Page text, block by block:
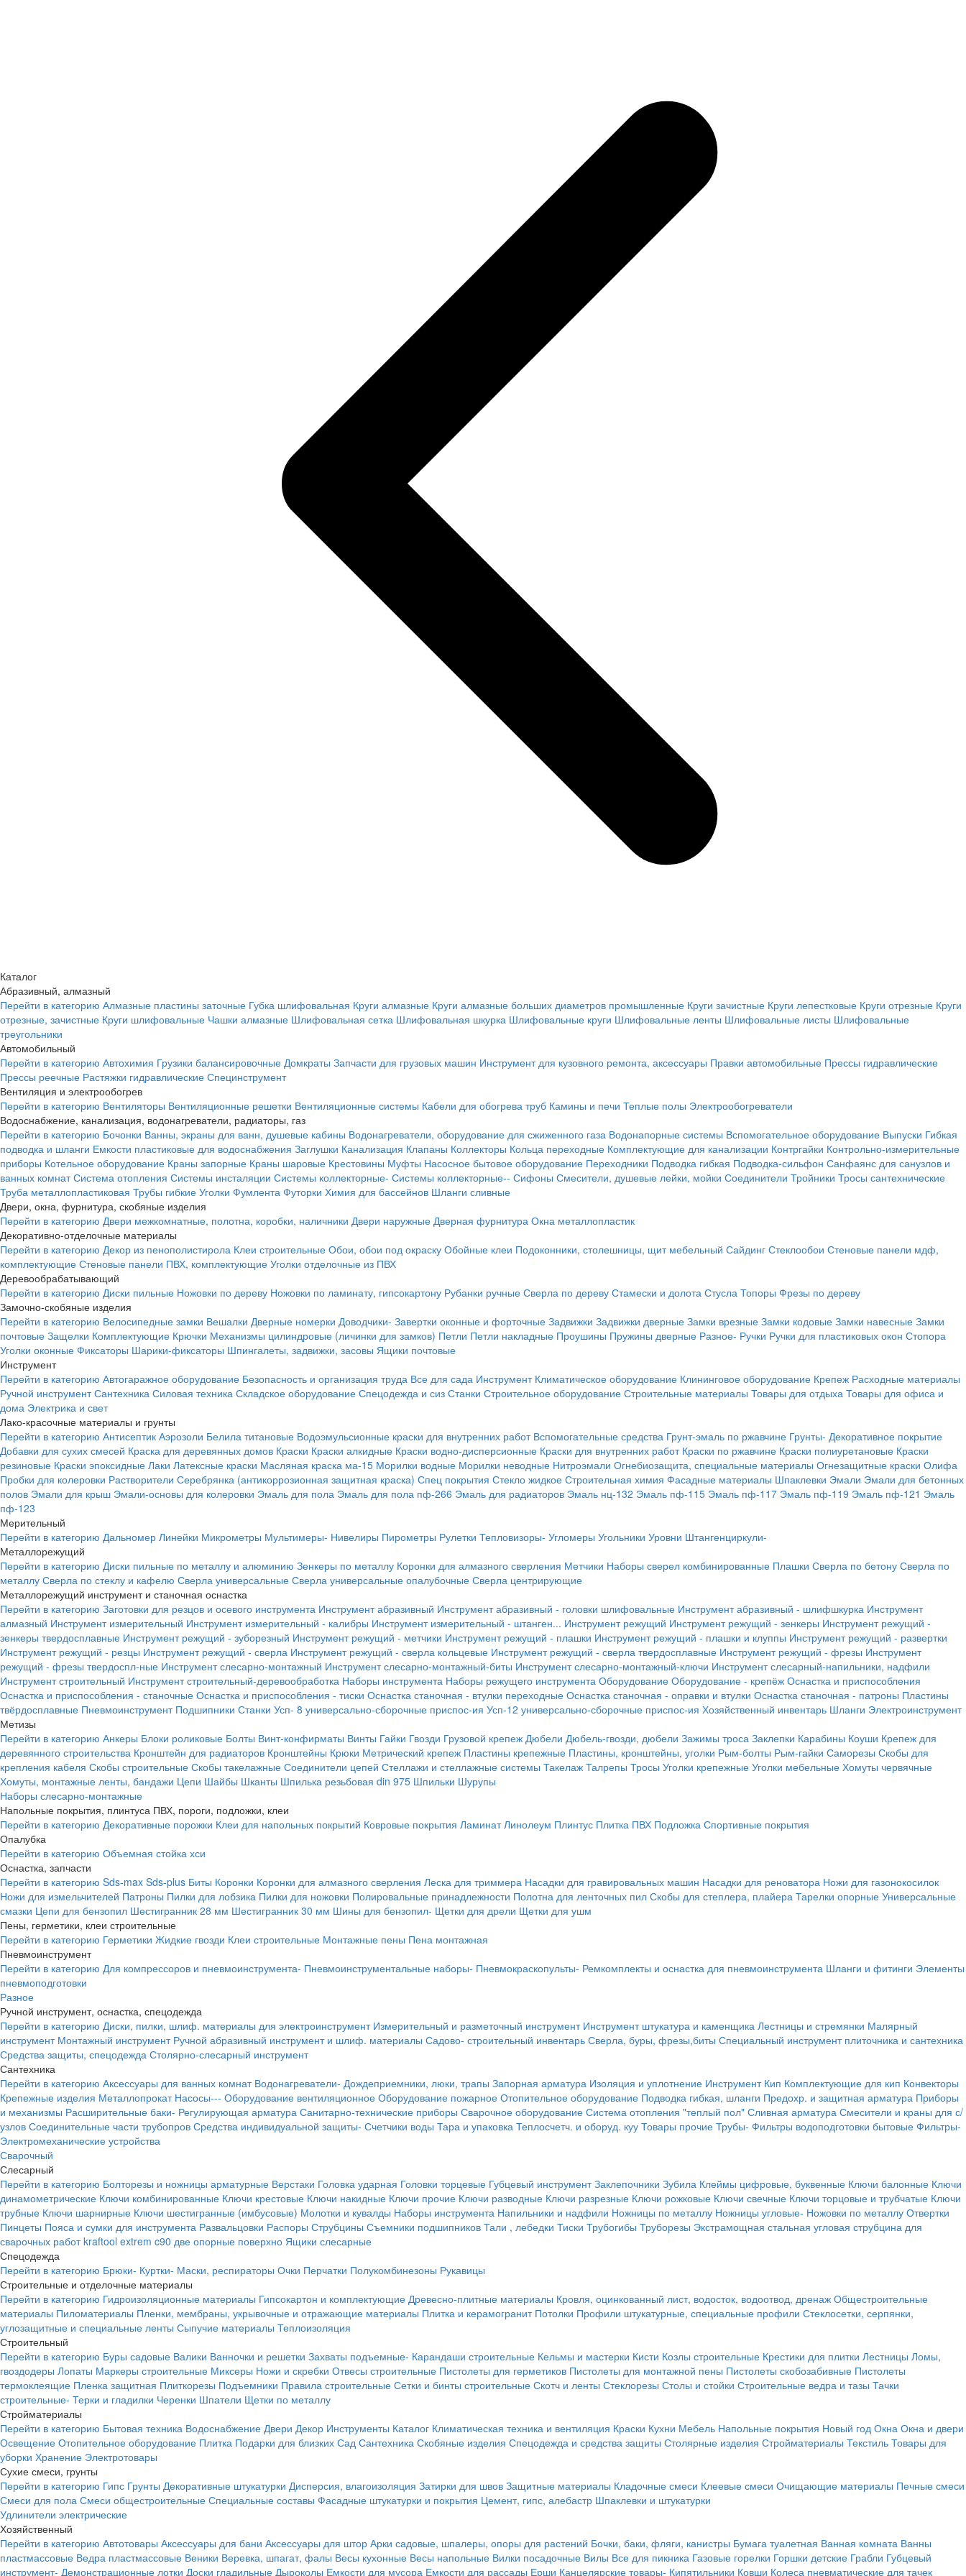
Каталог
Абразивный, алмазный
Перейти в категорию Алмазные пластины заточные Губка шлифовальная Круги алмазные Круги алмазные больших диаметров промышленные Круги зачистные Круги лепестковые Круги отрезные Круги
отрезные, зачистные Круги шлифовальные Чашки алмазные Шлифовальная сетка Шлифовальная шкурка Шлифовальные круги Шлифовальные ленты Шлифовальные листы Шлифовальные
треугольники
Автомобильный
Перейти в категорию Автохимия Грузики балансировочные Домкраты Запчасти для грузовых машин Инструмент для кузовного ремонта, аксессуары Правки автомобильные Прессы гидравлические
Прессы реечные Растяжки гидравлические Специнструмент
Вентиляция и электрообогрев
Перейти в категорию Вентиляторы Вентиляционные решетки Вентиляционные системы Кабели для обогрева труб Камины и печи Теплые полы Электрообогреватели
Водоснабжение, канализация, водонагреватели, радиаторы, газ
Перейти в категорию Бочонки Ванны, экраны для ванн, душевые кабины Водонагреватели, оборудование для сжиженного газа Водонапорные системы Вспомогательное оборудование Выпуски Гибкая
подводка и шланги Емкости пластиковые для водоснабжения Заглушки Канализация Клапаны Коллекторы Кольца переходные Комплектующие для канализации Контргайки Контрольно-измерительные
приборы Котельное оборудование Краны запорные Краны шаровые Крестовины Муфты Насосное бытовое оборудование Переходники Подводка гибкая Подводка-сильфон Санфаянс для санузлов и
ванных комнат Система отопления Системы инсталяции Системы коллекторные- Системы коллекторные-- Сифоны Смесители, душевые лейки, мойки Соединители Тройники Тросы сантехнические
Труба металлопластиковая Трубы гибкие Уголки Фумлента Футорки Химия для бассейнов Шланги сливные
Двери, окна, фурнитура, скобяные изделия
Перейти в категорию Двери межкомнатные, полотна, коробки, наличники Двери наружные Дверная фурнитура Окна металлопластик
Декоративно-отделочные материалы
Перейти в категорию Декор из пенополистирола Клеи строительные Обои, обои под окраску Обойные клеи Подоконники, столешницы, щит мебельный Сайдинг Стеклообои Стеновые панели мдф,
комплектующие Стеновые панели ПВХ, комплектующие Уголки отделочные из ПВХ
Деревообрабатывающий
Перейти в категорию Диски пильные Ножовки по дереву Ножовки по ламинату, гипсокартону Рубанки ручные Сверла по дереву Стамески и долота Стусла Топоры Фрезы по дереву
Замочно-скобяные изделия
Перейти в категорию Велосипедные замки Вешалки Дверные номерки Доводчики- Завертки оконные и форточные Задвижки Задвижки дверные Замки врезные Замки кодовые Замки навесные Замки
почтовые Защелки Комплектующие Крючки Механизмы цилиндровые (личинки для замков) Петли Петли накладные Проушины Пружины дверные Разное- Ручки Ручки для пластиковых окон Стопора
Уголки оконные Фиксаторы Шарики-фиксаторы Шпингалеты, задвижки, засовы Ящики почтовые
Инструмент
Перейти в категорию Автогаражное оборудование Безопасность и организация труда Все для сада Инструмент Климатическое оборудование Клининговое оборудование Крепеж Расходные материалы
Ручной инструмент Сантехника Силовая техника Складское оборудование Спецодежда и сиз Станки Строительное оборудование Строительные материалы Товары для отдыха Товары для офиса и
дома Электрика и свет
Лако-красочные материалы и грунты
Перейти в категорию Антисептик Аэрозоли Белила титановые Водоэмульсионные краски для внутренних работ Вспомогательные средства Грунт-эмаль по ржавчине Грунты- Декоративное покрытие
Добавки для сухих смесей Краска для деревянных домов Краски Краски алкидные Краски водно-дисперсионные Краски для внутренних работ Краски по ржавчине Краски полиуретановые Краски
резиновые Краски эпоксидные Лаки Латексные краски Масляная краска ма-15 Морилки водные Морилки неводные Нитроэмали Огнебиозащита, специальные материалы Огнезащитные краски Олифа
Пробки для колеровки Растворители Серебрянка (антикоррозионная защитная краска) Спец покрытия Стекло жидкое Строительная химия Фасадные материалы Шпаклевки Эмали Эмали для бетонных
полов Эмали для крыш Эмали-основы для колеровки Эмаль для пола Эмаль для пола пф-266 Эмаль для радиаторов Эмаль нц-132 Эмаль пф-115 Эмаль пф-117 Эмаль пф-119 Эмаль пф-121 Эмаль
пф-123
Мерительный
Перейти в категорию Дальномер Линейки Микрометры Мультимеры- Нивелиры Пирометры Рулетки Тепловизоры- Угломеры Угольники Уровни Штангенциркули-
Металлорежущий
Перейти в категорию Диски пильные по металлу и алюминию Зенкеры по металлу Коронки для алмазного сверления Метчики Наборы сверел комбинированные Плашки Сверла по бетону Сверла по
металлу Сверла по стеклу и кафелю Сверла универсальные Сверла универсальные опалубочные Сверла центрирующие
Металлорежущий инструмент и станочная оснастка
Перейти в категорию Заготовки для резцов и осевого инструмента Инструмент абразивный Инструмент абразивный - головки шлифовальные Инструмент абразивный - шлифшкурка Инструмент
алмазный Инструмент измерительный Инструмент измерительный - калибры Инструмент измерительный - штанген... Инструмент режущий Инструмент режущий - зенкеры Инструмент режущий -
зенкеры твердосплавные Инструмент режущий - зуборезный Инструмент режущий - метчики Инструмент режущий - плашки Инструмент режущий - плашки и клуппы Инструмент режущий - развертки
Инструмент режущий - резцы Инструмент режущий - сверла Инструмент режущий - сверла кольцевые Инструмент режущий - сверла твердосплавные Инструмент режущий - фрезы Инструмент
режущий - фрезы твердоспл-ные Инструмент слесарно-монтажный Инструмент слесарно-монтажный-биты Инструмент слесарно-монтажный-ключи Инструмент слесарный-напильники, надфили
Инструмент строительный Инструмент строительный-деревообработка Наборы инструмента Наборы режущего инструмента Оборудование Оборудование - крепёж Оснастка и приспособления
Оснастка и приспособления - станочные Оснастка и приспособления - тиски Оснастка станочная - втулки переходные Оснастка станочная - оправки и втулки Оснастка станочная - патроны Пластины
твёрдосплавные Пневмоинструмент Подшипники Станки Усп- 8 универсально-сборочные приспос-ия Усп-12 универсально-сборочные приспос-ия Хозяйственный инвентарь Шланги Электроинструмент
Метизы
Перейти в категорию Анкеры Блоки роликовые Болты Винт-конфирматы Винты Гайки Гвозди Грузовой крепеж Дюбели Дюбель-гвозди, дюбели Зажимы троса Заклепки Карабины Коуши Крепеж для
деревянного строительства Кронштейн для радиаторов Кронштейны Крюки Метрический крепеж Пластины крепежные Пластины, кронштейны, уголки Рым-болты Рым-гайки Саморезы Скобы для
крепления кабеля Скобы строительные Скобы такелажные Соединители цепей Стеллажи и стеллажные системы Такелаж Талрепы Тросы Уголки крепежные Уголки мебельные Хомуты червячные
Хомуты, монтажные ленты, бандажи Цепи Шайбы Шканты Шпилька резьбовая din 975 Шпильки Шурупы
Наборы слесарно-монтажные
Напольные покрытия, плинтуса ПВХ, пороги, подложки, клеи
Перейти в категорию Декоративные порожки Клеи для напольных покрытий Ковровые покрытия Ламинат Линолеум Плинтус Плитка ПВХ Подложка Спортивные покрытия
Опалубка
Перейти в категорию Объемная стойка хси
Оснастка, запчасти
Перейти в категорию Sds-max Sds-plus Биты Коронки Коронки для алмазного сверления Леска для триммера Насадки для гравировальных машин Насадки для реноватора Ножи для газонокосилок
Ножи для измельчителей Патроны Пилки для лобзика Пилки для ножовки Полировальные принадлежности Полотна для ленточных пил Скобы для степлера, плайера Тарелки опорные Универсальные
смазки Цепи для бензопил Шестигранник 28 мм Шестигранник 30 мм Шины для бензопил- Щетки для дрели Щетки для ушм
Пены, герметики, клеи строительные
Перейти в категорию Герметики Жидкие гвозди Клеи строительные Монтажные пены Пена монтажная
Пневмоинструмент
Перейти в категорию Для компрессоров и пневмоинструмента- Пневмоинструментальные наборы- Пневмокраскопульты- Ремкомплекты и оснастка для пневмоинструмента Шланги и фитинги Элементы
пневмоподготовки
Разное
Ручной инструмент, оснастка, спецодежда
Перейти в категорию Диски, пилки, шлиф. материалы для электроинструмент Измерительный и разметочный инструмент Инструмент штукатура и каменщика Лестницы и стремянки Малярный
инструмент Монтажный инструмент Ручной абразивный инструмент и шлиф. материалы Садово- строительный инвентарь Сверла, буры, фрезы,биты Специальный инструмент плиточника и сантехника
Средства защиты, спецодежда Столярно-слесарный инструмент
Сантехника
Перейти в категорию Аксессуары для ванных комнат Водонагреватели- Дождеприемники, люки, трапы Запорная арматура Изоляция и уплотнение Инструмент Кип Комплектующие для кип Конвекторы
Крепежные изделия Металлопрокат Насосы--- Оборудование вентиляционное Оборудование пожарное Отопительное оборудование Подводка гибкая, шланги Предохр. и защитная арматура Приборы
и механизмы Расширительные баки- Регулирующая арматура Санитарно-технические приборы Сварочное оборудование Система отопления "теплый пол" Сливная арматура Смесители и краны для с/
узлов Соединительные части трубопров Средства индивидуальной защиты- Счетчики воды Тара и упаковка Теплосчетч. и оборуд. куу Товары прочие Трубы- Фильтры водоподготовки бытовые Фильтры-
Электромеханические устройства
Сварочный
Слесарный
Перейти в категорию Болторезы и ножницы арматурные Верстаки Головка ударная Головки торцевые Губцевый инструмент Заклепочники Зубила Клеймы цифровые, буквенные Ключи балонные Ключи
динамометрические Ключи комбинированные Ключи крестовые Ключи накидные Ключи прочие Ключи разводные Ключи разрезные Ключи рожковые Ключи свечные Ключи торцовые и трубчатые Ключи
трубные Ключи шарнирные Ключи шестигранные (имбусовые) Молотки и кувалды Наборы инструмента Напильники и надфили Ножницы по металлу Ножницы угловые- Ножовки по металлу Отвертки
Пинцеты Пояса и сумки для инструмента Развальцовки Распоры Струбцины Съемники подшипников Тали , лебедки Тиски Трубогибы Труборезы Экстрамощная стальная угловая струбцина для
сварочных работ kraftool extrem c90 две опорные поверхно Ящики слесарные
Спецодежда
Перейти в категорию Брюки- Куртки- Маски, респираторы Очки Перчатки Полукомбинезоны Рукавицы
Строительные и отделочные материалы
Перейти в категорию Гидроизоляционные материалы Гипсокартон и комплектующие Древесно-плитные материалы Кровля, оцинкованный лист, водосток, водоотвод, дренаж Общестроительные
материалы Пиломатериалы Пленки, мембраны, укрывочные и отражающие материалы Плитка и керамогранит Потолки Профили штукатурные, специальные профили Стеклосетки, серпянки,
углозащитные и специальные ленты Сыпучие материалы Теплоизоляция
Строительный
Перейти в категорию Буры садовые Валики Ванночки и решетки Захваты подъемные- Карандаши строительные Кельмы и мастерки Кисти Козлы строительные Крестики для плитки Лестницы Ломы,
гвоздодеры Лопаты Маркеры строительные Миксеры Ножи и скребки Отвесы строительные Пистолеты для герметиков Пистолеты для монтажной пены Пистолеты скобозабивные Пистолеты
термоклеящие Пленка защитная Плиткорезы Подъемники Правила строительные Сетки и бинты строительные Скотч и ленты Стеклорезы Столы и стойки Строительные ведра и тазы Тачки
строительные- Терки и гладилки Черенки Шпатели Щетки по металлу
Стройматериалы
Перейти в категорию Бытовая техника Водоснабжение Двери Декор Инструменты Каталог Климатическая техника и вентиляция Краски Кухни Мебель Напольные покрытия Новый год Окна Окна и двери
Освещение Отопительное оборудование Плитка Подарки для близких Сад Сантехника Скобяные изделия Спецодежда и средства защиты Столярные изделия Стройматериалы Текстиль Товары для
уборки Хранение Электротовары
Сухие смеси, грунты
Перейти в категорию Гипс Грунты Декоративные штукатурки Дисперсия, влагоизоляция Затирки для швов Защитные материалы Кладочные смеси Клеевые смеси Очищающие материалы Печные смеси
Смеси для пола Смеси общестроительные Специальные составы Фасадные штукатурки и покрытия Цемент, гипс, алебастр Шпаклевки и штукатурки
Удлинители электрические
Хозяйственный
Перейти в категорию Автотовары Аксессуары для бани Аксессуары для штор Арки садовые, шпалеры, опоры для растений Бочки, баки, фляги, канистры Бумага туалетная Ванная комната Ванны
пластмассовые Ведра пластмассовые Веники Веревка, шпагат, фалы Весы кухонные Весы напольные Вилки посадочные Вилы Все для пикника Газовые горелки Горшки детские Грабли Губцевый
инструмент- Демонстрационные лотки Доски гладильные Дыроколы Емкости для мусора Емкости для рассады Ерши Канцелярские товары- Кипятильники Ковши Колеса пневматические для тачек